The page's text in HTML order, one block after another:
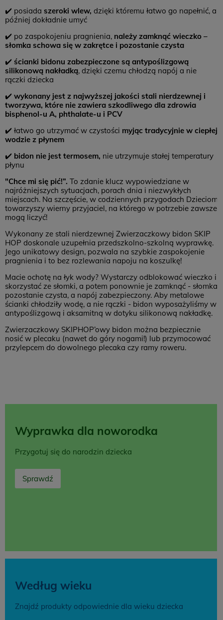
✔️ posiada szeroki wlew, dzięki któremu łatwo go napełnić, a
później dokładnie umyć
✔️ po zaspokojeniu pragnienia, należy zamknąć wieczko –
słomka schowa się w zakrętce i pozostanie czysta
✔️ ścianki bidonu zabezpieczone są antypoślizgową
silikonową nakładką, dzięki czemu chłodzą napój a nie
rączki dziecka
✔️ wykonany jest z najwyższej jakości stali nierdzewnej i
tworzywa, które nie zawiera szkodliwego dla zdrowia
bisphenol-u A, phthalate-u i PCV
✔️ łatwo go utrzymać w czystości myjąc tradycyjnie w ciepłej
wodzie z płynem
✔️ bidon nie jest termosem, nie utrzymuje stałej temperatury
płynu
"Chce mi się pić!”. To zdanie klucz wypowiedziane w
najróżniejszych sytuacjach, porach dnia i niezwykłych
miejscach. Na szczęście, w codziennych przygodach Dzieciom
towarzyszy wierny przyjaciel, na którego w potrzebie zawsze
mogą liczyć!
Wykonany ze stali nierdzewnej Zwierzaczkowy bidon SKIP
HOP doskonale uzupełnia przedszkolno-szkolną wyprawkę.
Jego unikatowy design, pozwala na szybkie zaspokojenie
pragnienia i to bez rozlewania napoju na koszulkę!
Macie ochotę na łyk wody? Wystarczy odblokować wieczko i
skorzystać ze słomki, a potem ponownie je zamknąć - słomka
pozostanie czysta, a napój zabezpieczony. Aby metalowe
ścianki chłodziły wodę, a nie rączki - bidon wyposażyliśmy w
antypoślizgową i aksamitną w dotyku silikonową nakładkę.
Zwierzaczkowy SKIPHOP’owy bidon można bezpiecznie
nosić w plecaku (nawet do góry nogami!) lub przymocować
przylepcem do dowolnego plecaka czy ramy roweru.
Wyprawka dla noworodka
Przygotuj się do narodzin dziecka
Sprawdź
Według wieku
Znajdź produkty odpowiednie dla wieku dziecka